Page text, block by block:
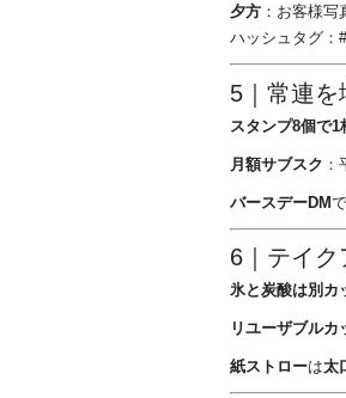
夕方 ：お客様写
ハッシュタグ：
5｜常連を
スタンプ8個で1
月額サブスク
バースデーDMで
6｜テイク
氷と炭酸は別カ
リユーザブルカ
紙ストローは太